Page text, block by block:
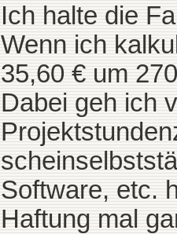
Ich halte die
Wenn ich
35,60 € um
Dabei geh ich
Software, etc.
Haftung mal